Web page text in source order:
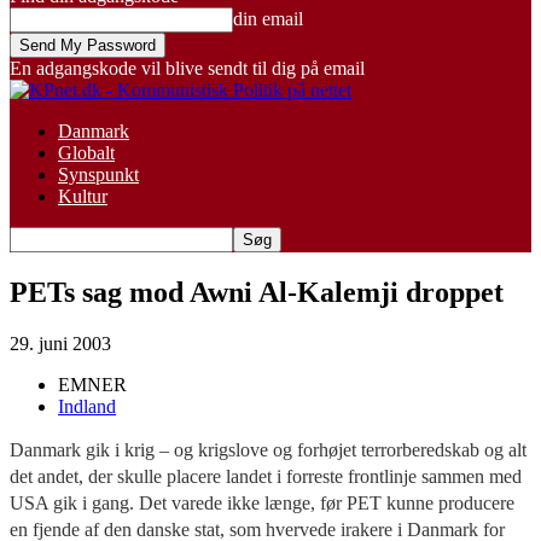
din email
En adgangskode vil blive sendt til dig på email
Danmark
Globalt
Synspunkt
Kultur
PETs sag mod Awni Al-Kalemji droppet
29. juni 2003
EMNER
Indland
Danmark gik i krig – og krigslove og forhøjet terrorberedskab og alt
det andet, der skulle placere landet i forreste frontlinje sammen med
USA gik i gang. Det varede ikke længe, før PET kunne producere
en fjende af den danske stat, som hvervede irakere i Danmark for